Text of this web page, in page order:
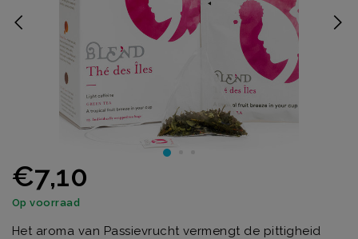
€7,10
Op voorraad
Het aroma van Passievrucht vermengt de pittigheid